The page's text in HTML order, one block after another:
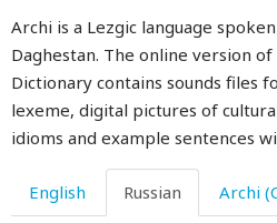
Archi is a Lezgic language
Daghestan. The online version
Dictionary contains sounds files
lexeme, digital pictures of
idioms and example sentences
English Russian Archi
подмышка
подмышкой
поднимать
подниматься